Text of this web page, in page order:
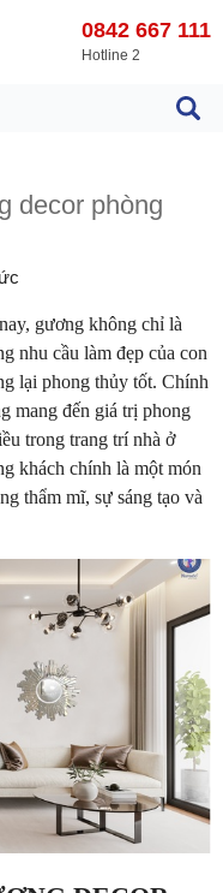
0842 667 111
Hotline 2
decor phòng
gương không chỉ là
nhu cầu làm đẹp của con
lại phong thủy tốt. Chính
mang đến giá trị phong
trong trang trí nhà ở
khách chính là một món
thẩm mĩ, sự sáng tạo và